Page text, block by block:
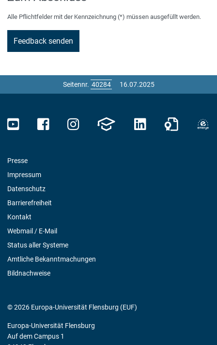
Alle Pflichtfelder mit der Kennzeichnung (*) müssen ausgefüllt werden.
Seitennr. 16.07.2025
Presse
Impressum
Datenschutz
Barrierefreiheit
Kontakt
Webmail / E-Mail
Status aller Systeme
Amtliche Bekanntmachungen
Bildnachweise
© 2026 Europa-Universität Flensburg (EUF)
Europa-Universität Flensburg
Auf dem Campus 1